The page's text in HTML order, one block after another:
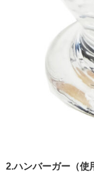
2.ハンバーガー（使